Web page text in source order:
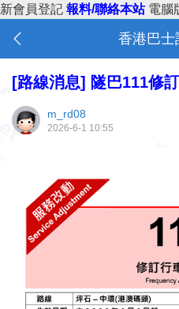
新會員登記 報料/聯絡本站 電腦
香港巴士
[路線消息] 隧巴111修
m_rd08
2026-6-1 10:55